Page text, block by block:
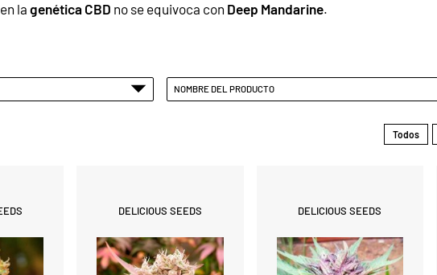
la genética CBD no se equivoca con Deep Mandarine.
NOMBRE DEL PRODUCTO
Todos
DELICIOUS SEEDS DELICIOUS SEEDS